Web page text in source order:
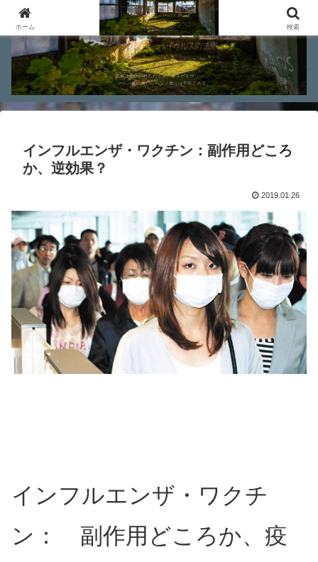
インフルエンザ・ワクチン：副作用どころ
か、逆効果？
2019.01.26
インフルエンザ・ワクチ
ン： 副作用どころか、疫
ホーム 検索